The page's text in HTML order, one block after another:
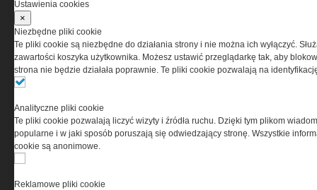
Ustawienia cookies
×
Niezbędne pliki cookie
Te pliki cookie są niezbędne do działania strony i nie można ich wyłączyć.
zawartości koszyka użytkownika. Możesz ustawić przeglądarkę tak, aby
strona nie będzie działała poprawnie. Te pliki cookie pozwalają na
Analityczne pliki cookie
Te pliki cookie pozwalają liczyć wizyty i źródła ruchu. Dzięki tym plikom
popularne i w jaki sposób poruszają się odwiedzający stronę. Wszystkie
cookie są anonimowe.
Reklamowe pliki cookie